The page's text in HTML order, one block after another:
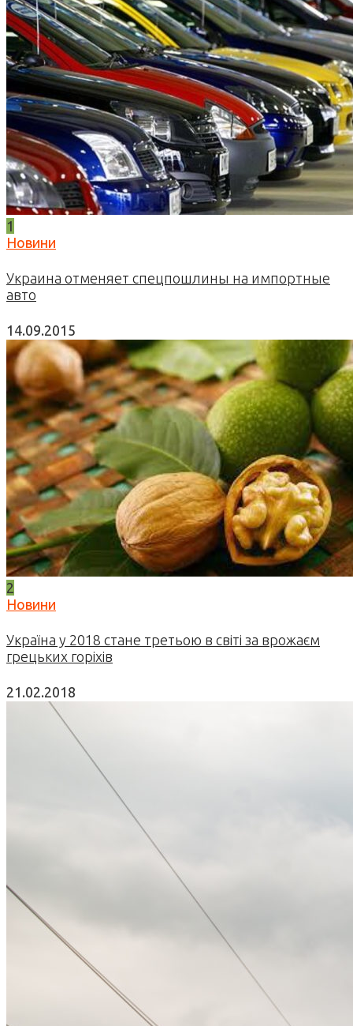
1
Новини
Украина отменяет спецпошлины на импортные
авто
14.09.2015
2
Новини
Україна у 2018 стане третьою в світі за врожаєм
грецьких горіхів
21.02.2018